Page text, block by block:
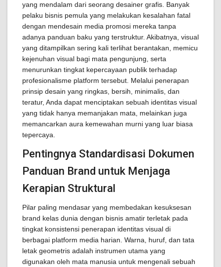
yang mendalam dari seorang desainer grafis. Banyak
pelaku bisnis pemula yang melakukan kesalahan fatal
dengan mendesain media promosi mereka tanpa
adanya panduan baku yang terstruktur. Akibatnya, visual
yang ditampilkan sering kali terlihat berantakan, memicu
kejenuhan visual bagi mata pengunjung, serta
menurunkan tingkat kepercayaan publik terhadap
profesionalisme platform tersebut. Melalui penerapan
prinsip desain yang ringkas, bersih, minimalis, dan
teratur, Anda dapat menciptakan sebuah identitas visual
yang tidak hanya memanjakan mata, melainkan juga
memancarkan aura kemewahan murni yang luar biasa
tepercaya.
Pentingnya Standardisasi Dokumen
Panduan Brand untuk Menjaga
Kerapian Struktural
Pilar paling mendasar yang membedakan kesuksesan
brand kelas dunia dengan bisnis amatir terletak pada
tingkat konsistensi penerapan identitas visual di
berbagai platform media harian. Warna, huruf, dan tata
letak geometris adalah instrumen utama yang
digunakan oleh mata manusia untuk mengenali sebuah